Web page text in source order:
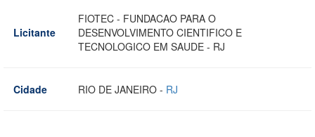
Licitante
FIOTEC - FUNDACAO PARA O
DESENVOLVIMENTO CIENTIFICO E
TECNOLOGICO EM SAUDE - RJ
Cidade RIO DE JANEIRO - RJ